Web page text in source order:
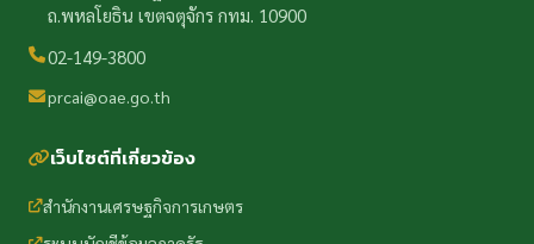
ถ.พหลโยธิน เขตจตุจักร กทม. 10900
02-149-3800
prcai@oae.go.th
เว็บไซต์ที่เกี่ยวข้อง
สำนักงานเศรษฐกิจการเกษตร